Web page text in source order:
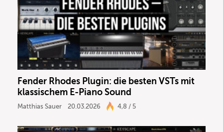
Fender Rhodes Plugin: die besten VSTs mit
klassischem E-Piano Sound
Matthias Sauer 20.03.2026 4,8 / 5